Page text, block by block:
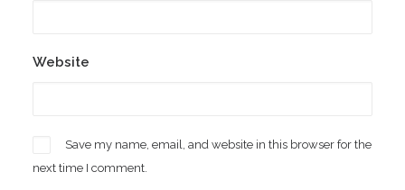
Website
Save my name, email, and website in this browser for the
next time I comment.